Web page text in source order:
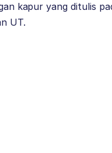
kapur yang ditulis
UT.